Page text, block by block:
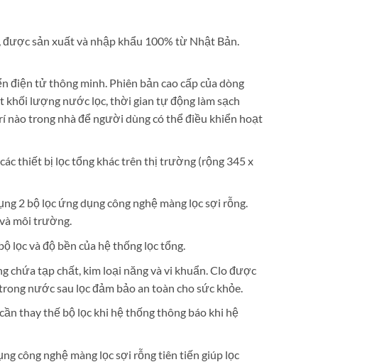
sản xuất và nhập khẩu 100% từ Nhật Bản.
điện tử thông minh. Phiên bản cao cấp của dòng
khối lượng nước lọc, thời gian tự động làm sạch
nào trong nhà để người dùng có thể điều khiển hoạt
thiết bị lọc tổng khác trên thị trường (rộng 345 x
2 bộ lọc ứng dụng công nghệ màng lọc sợi rỗng.
môi trường.
lọc và độ bền của hệ thống lọc tổng.
chứa tạp chất, kim loại năng và vi khuẩn. Clo được
nước sau lọc đảm bảo an toàn cho sức khỏe.
thay thế bộ lọc khi hệ thống thông báo khi hệ
công nghệ màng lọc sợi rỗng tiên tiến giúp lọc